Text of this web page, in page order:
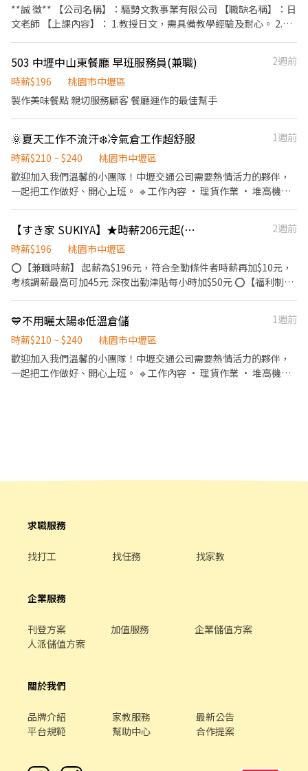
**誠 徵** 【公司名稱】：驅勢文教事業有限公司 【職缺名稱】：日
文老師 【上課內容】： 1.教授日文，需具備教學經驗及耐心。 2.兼
分校。 【上班地點】：桃園市中壢區中山路88號7樓 【上課時
間】： 週一～週五 18:30～21:30 週六～週日 10:00～17:00 面試
時，會安排試教約10～15分鐘 需具備日文N1證照 歡迎有教學熱忱&
503 中壢中山東餐廳 早班服務員(兼職)
2週前
時薪$196
桃園市中壢區
製作美味餐點 親切服務顧客 餐廳運作的最佳幫手
🌞夏天工作不流汗❄️冷氣倉工作超舒服
1週前
時薪$210 ~ $240
桃園市中壢區
歡迎加入我們溫馨的小團隊！中壢交通公司需要熱情活力的夥伴，
一起把工作做好、開心上班。 🔹工作內容 • 理貨作業 • 堆高機上
業生活好調配 • 友善團隊，彼此互助學習 • 有冷氣吹，夏天不怕
熱 沒經驗沒關係，只要你肯學，誠心歡迎加入我們！ 加入官方賴預
約面試@xinxu
【すき家 SUKIYA】★時薪206元起(含全勤)★中壢中原店
2週前
時薪$196
桃園市中壢區
⭕【兼職時薪】 起薪為$196元，符合全勤條件者時薪再加$10元，
考核調薪最高可加45元 深夜出勤津貼每小時加$50元 ⭕【福利制
健檢 ★勞保、健保，6％勞退提撥 ⭕【工作說明】 《內場》:餐點製
作、食材備料、進貨盤點 《外場》:接待服務顧客、收銀結帳、環境
整潔 用最快速的速度提供美味的牛丼！ 用最有元氣的服務使顧客露
出滿意的笑容！ ★開朗活潑有笑容 ★ＳＯＰ專業流程 ★無經驗可
💙不用曬太陽❄️低溫倉儲
1週前
時薪$210 ~ $240
桃園市中壢區
歡迎加入我們溫馨的小團隊！中壢交通公司需要熱情活力的夥伴，
一起把工作做好、開心上班。 🔹工作內容 • 理貨作業 • 堆高機上
求職服務
找打工 找任務 找家教
企業服務
刊登方案 加值服務
企業儲值方案
人派儲值方案
關於我們
品牌介紹 家教服務
最新公告
平台規範
幫助中心 合作提案